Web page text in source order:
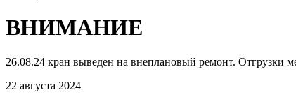
ВНИМАНИЕ
26.08.24 кран выведен на внеплановый ремонт. Отгрузки
22 августа 2024